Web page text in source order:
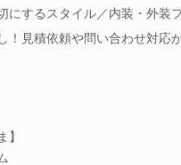
にするスタイル／内装・外装
！見積依頼や問い合わせ対応
】